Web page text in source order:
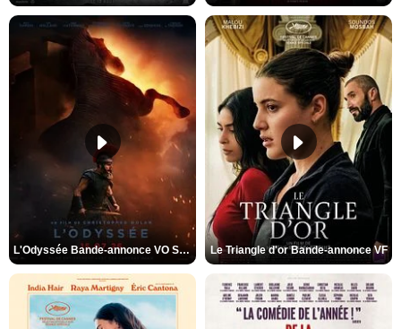
L'Odyssée Bande-annonce VO STFR Le Triangle d'or Bande-annonce VF